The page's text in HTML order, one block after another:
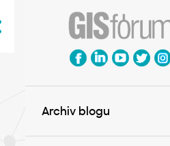
Archiv blogu